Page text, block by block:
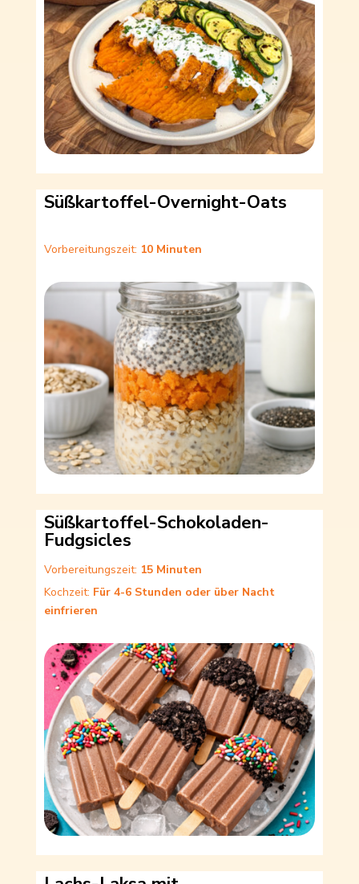
Süßkartoffel-Overnight-Oats
Vorbereitungszeit: 10 Minuten
Süßkartoffel-Schokoladen-
Fudgsicles
Vorbereitungszeit: 15 Minuten
Kochzeit: Für 4-6 Stunden oder über Nacht
einfrieren